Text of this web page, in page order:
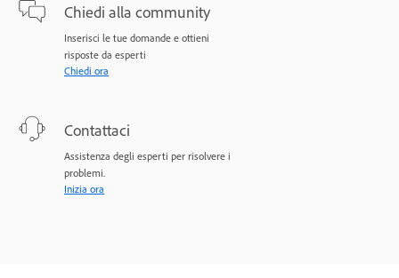
Chiedi alla community
Inserisci le tue domande e ottieni
risposte da esperti
Chiedi ora
Contattaci
Assistenza degli esperti per risolvere i
problemi.
Inizia ora